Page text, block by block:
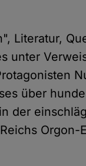
Literatur,
unter
über
der
Orgon-